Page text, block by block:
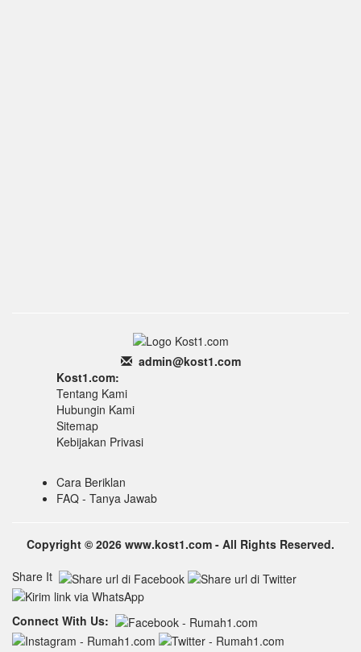
admin@kost1.com
Kost1.com:
Tentang Kami
Hubungin Kami
Sitemap
Kebijakan Privasi
Cara Beriklan
FAQ - Tanya Jawab
Copyright © 2026 www.kost1.com - All Rights Reserved.
Share It
Connect With Us: